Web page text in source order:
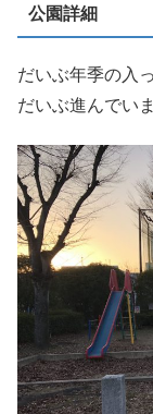
公園詳細
だいぶ年季の入
だいぶ進んでいま